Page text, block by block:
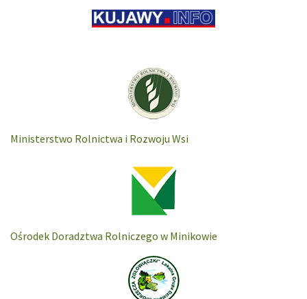
Ministerstwo Rolnictwa i Rozwoju Wsi
Ośrodek Doradztwa Rolniczego w Minikowie